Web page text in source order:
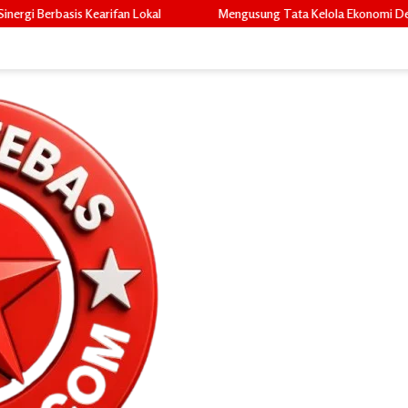
Mengusung Tata Kelola Ekonomi Desa, Fadli, S.E. Siap Bawa